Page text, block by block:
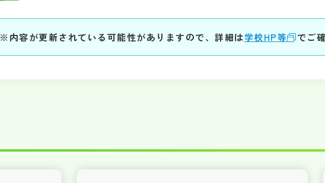
※内容が更新されている可能性がありますので、詳細は学校HP等 でご